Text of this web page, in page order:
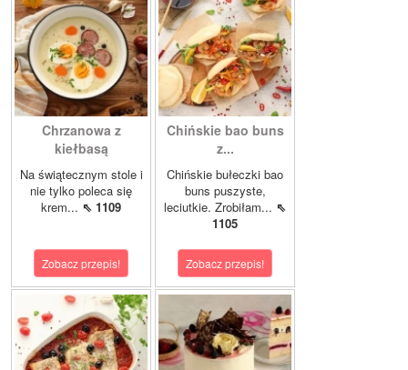
Chrzanowa z
kiełbasą
Na świątecznym stole i
nie tylko poleca się
krem... ⇖ 1109
Zobacz przepis!
Chińskie bao buns
z...
Chińskie bułeczki bao
buns puszyste,
leciutkie. Zrobiłam... ⇖
1105
Zobacz przepis!